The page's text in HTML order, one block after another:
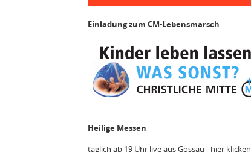
Einladung zum CM-Lebensmarsch
Heilige Messen
täglich ab 19 Uhr live aus Gossau - hier klicken